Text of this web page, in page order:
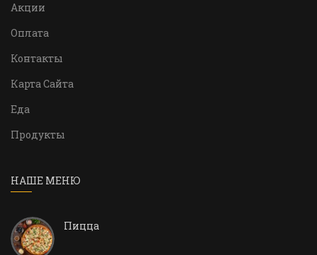
Акции
Оплата
Контакты
Карта Сайта
Еда
Продукты
НАШЕ МЕНЮ
Пицца